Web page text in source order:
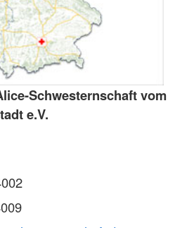
Schwesternschaft vom
e.V.